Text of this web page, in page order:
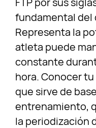
fundamental del
Representa la
atleta puede
constante
hora. Conocer
que sirve de
entrenamiento,
la periodización